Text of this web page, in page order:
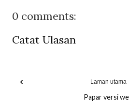
0 comments:
Catat Ulasan
‹ Laman utama
Papar versi